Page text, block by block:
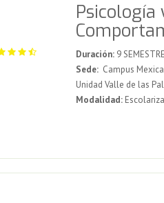
Psicología
Duración:9
Sede:Campus
Unidad Valle de las
Modalidad: